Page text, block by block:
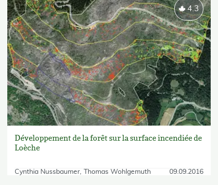
Développement de la forêt sur la surface incendiée de
Loèche
Cynthia Nussbaumer Thomas Wohlgemuth 09.09.2016
4.3